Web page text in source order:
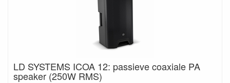
LD SYSTEMS ICOA 12: passieve coaxiale PA
speaker (250W RMS)